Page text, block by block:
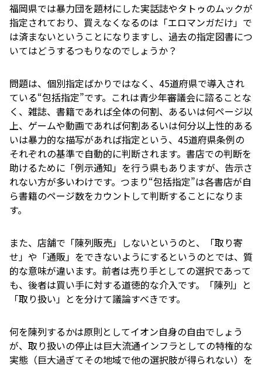
福岡県では暴力団を題材にした実話誌やタトゥのムックが
指定されており、買えなくなるのは「エロマンガだけ」で
は済まないということになりますし、過去の指定図書につ
いてはどうするつもりなのでしょうか？
問題は、個別指定ばかりではなく、45道府県で導入され
ている“包括指定”です。これは青少年審議会に諮ることな
く、雑誌、書籍であれば全体の何割、あるいは何ページ以
上、ゲームや動画であれば何割あるいは何分以上性的ある
いは暴力的な描写があれば指定という、45道府県条例の
それぞれの基準で自動的に判断されます。書店での判断を
助けるために「例示通知」を行う県もありますが、告示さ
れない方が多いわけです。つまり“包括指定”は各書店が自
ら書籍のページ数をカウントして判断することになりま
す。
また、店舗で「陳列販売」しないというのと、「取り寄
せ」や「通販」をできないようにするというのとでは、質
的な意味が違います。前者は売り手としての選択であって
も、後者は買い手に対する道徳的な介入です。「陳列」と
「取り扱い」とを分けて議論すべきです。
何を陳列するかは原則としてイオン自身の自由でしょう
が、取り扱いの停止は巨大流通インフラとしての特権的な
実態（巨大過ぎてその地域で他の選択肢が得られない）を